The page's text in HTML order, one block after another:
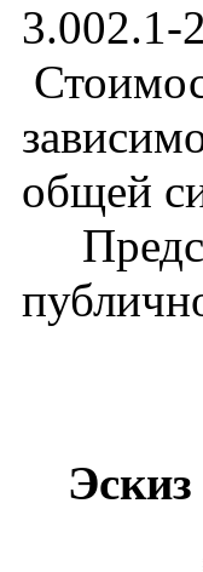
3.002.1-
общей